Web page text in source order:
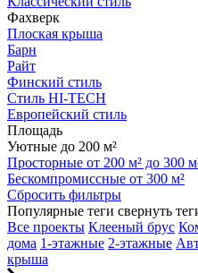
Фахверк
Плоская крыша
Барн
Райт
Финский стиль
Стиль HI-TECH
Европейский стиль
Площадь
Уютные до 200 м²
Просторные от 200 м² до 300
Бескомпромиссные от 300 м²
Сбросить фильтры
Популярные теги свернуть
Все проекты Клееный брус
дома 1-этажные 2-этажные
крыша